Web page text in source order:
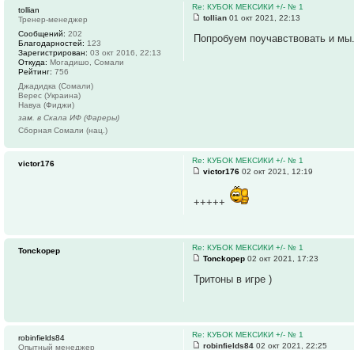
Re: КУБОК МЕКСИКИ +/- № 1
tollian 01 окт 2021, 22:13
Попробуем поучавствовать и мы.
tollian
Тренер-менеджер
Сообщений: 202
Благодарностей: 123
Зарегистрирован: 03 окт 2016, 22:13
Откуда: Могадишо, Сомали
Рейтинг: 756
Джадидка (Сомали)
Верес (Украина)
Навуа (Фиджи)
зам. в Скала ИФ (Фареры)
Сборная Сомали (нац.)
Re: КУБОК МЕКСИКИ +/- № 1
victor176 02 окт 2021, 12:19
+++++
victor176
Re: КУБОК МЕКСИКИ +/- № 1
Tonckopep 02 окт 2021, 17:23
Тритоны в игре )
Tonckopep
Re: КУБОК МЕКСИКИ +/- № 1
robinfields84 02 окт 2021, 22:25
robinfields84
Опытный менеджер